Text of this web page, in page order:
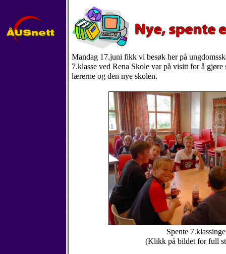
Mandag 17.juni fikk vi besøk her på
7.klasse ved Rena Skole var på visitt for å gjøre
lærerne og den nye skolen.
Spente
(Klikk på bildet for full